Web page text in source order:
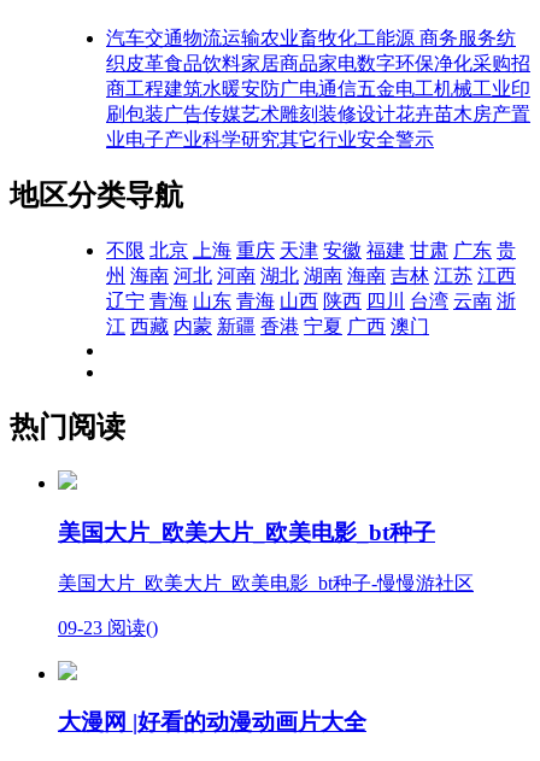
汽车交通物流运输农业畜牧化工能源 商务服务纺
织皮革食品饮料家居商品家电数字环保净化采购招
商工程建筑水暖安防广电通信五金电工机械工业印
刷包装广告传媒艺术雕刻 装修设计花卉苗木房产置
业电子产业科学研究其它行业安全警示
地区分类导航
不限 北京 上海 重庆 天津 安徽 福建 甘肃 广东 贵
州 海南 河北 河南 湖北 湖南 海南 吉林 江苏 江西
辽宁 青海 山东 青海 山西 陕西 四川 台湾 云南 浙
江 西藏 内蒙 新疆 香港 宁夏 广西 澳门
热门阅读
美国大片_欧美大片_欧美电影_bt种子
美国大片_欧美大片_欧美电影_bt种子-慢慢游社区
09-23 阅读()
大漫网 |好看的动漫动画片大全